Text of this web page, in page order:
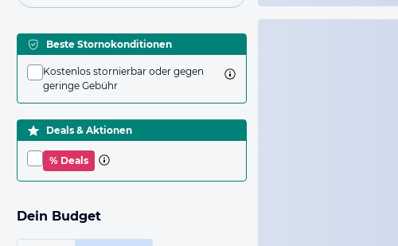
Beste Stornokonditionen
Kostenlos stornierbar oder gegen
geringe Gebühr
Deals & Aktionen
% Deals
Dein Budget